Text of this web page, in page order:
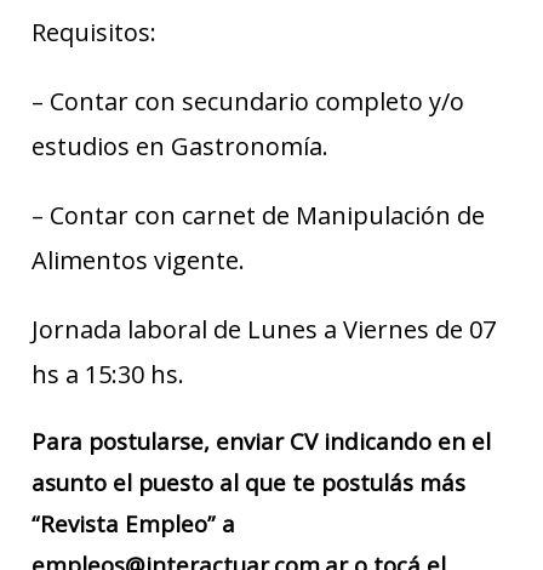
Requisitos:
– Contar con secundario completo y/o
estudios en Gastronomía.
– Contar con carnet de Manipulación de
Alimentos vigente.
Jornada laboral de Lunes a Viernes de 07
hs a 15:30 hs.
Para postularse, enviar CV indicando en el
asunto el puesto al que te postulás más
“Revista Empleo” a